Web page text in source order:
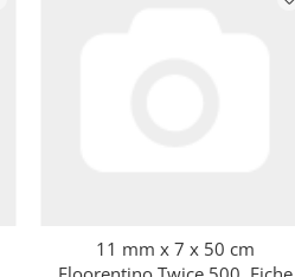
Schnellkauf
11 mm x 7 x 50 cm